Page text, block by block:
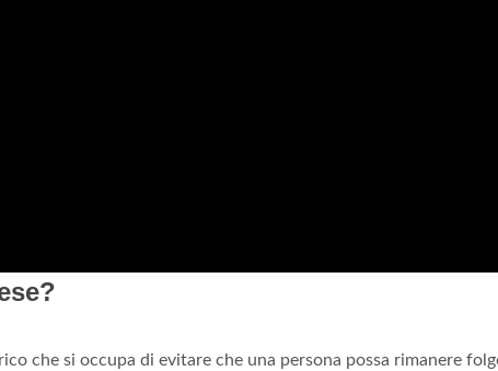
che si occupa di evitare che una persona possa rimanere